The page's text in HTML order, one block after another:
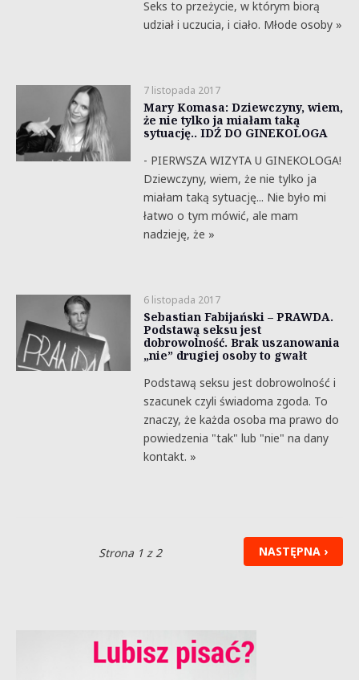
Seks to przeżycie, w którym biorą
udział i uczucia, i ciało. Młode osoby »
7 listopada 2017
Mary Komasa: Dziewczyny, wiem,
że nie tylko ja miałam taką
sytuację.. IDŹ DO GINEKOLOGA
- PIERWSZA WIZYTA U GINEKOLOGA!
Dziewczyny, wiem, że nie tylko ja
miałam taką sytuację... Nie było mi
łatwo o tym mówić, ale mam
nadzieję, że »
6 listopada 2017
Sebastian Fabijański – PRAWDA.
Podstawą seksu jest
dobrowolność. Brak uszanowania
„nie” drugiej osoby to gwałt
Podstawą seksu jest dobrowolność i
szacunek czyli świadoma zgoda. To
znaczy, że każda osoba ma prawo do
powiedzenia "tak" lub "nie" na dany
kontakt. »
NASTĘPNA ›
Strona 1 z 2